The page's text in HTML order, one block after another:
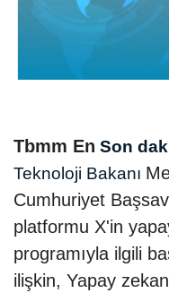
Tbmm En Son
Teknoloji Bakanı
Cumhuriyet
platformu X'in
programıyla ilgili
ilişkin, Yapay